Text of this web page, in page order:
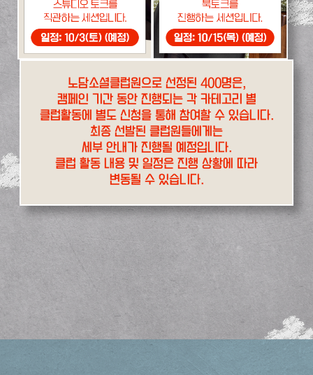
노담소셜클럽원으로 선정된 400명은,
캠페인 기간 동안 진행되는 각 카테고리 별
클럽활동에 별도 신청을 통해 참여할 수 있습니다.
최종 선발된 클럽원들에게는
세부 안내가 진행될 예정입니다.
클럽 활동 내용 및 일정은 진행 상황에 따라
변동될 수 있습니다.